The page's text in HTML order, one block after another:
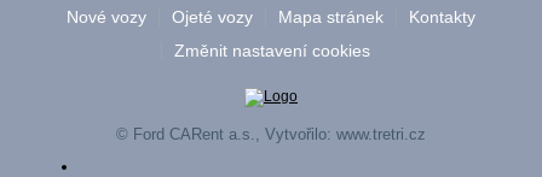
Nové vozy Ojeté vozy Mapa stránek
Kontakty
Změnit nastavení cookies
© Ford CARent a.s., Vytvořilo: www.tretri.cz